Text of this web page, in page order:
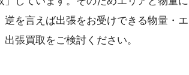
を言えば出張をお受けできる物量・
張買取をご検討ください。